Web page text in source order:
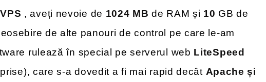
VPS , aveți nevoie de 1024 MB de RAM și 10 GB de
de alte panouri de control pe care le-am
rulează în special pe serverul web LiteSpeed
care s-a dovedit a fi mai rapid decât Apache și